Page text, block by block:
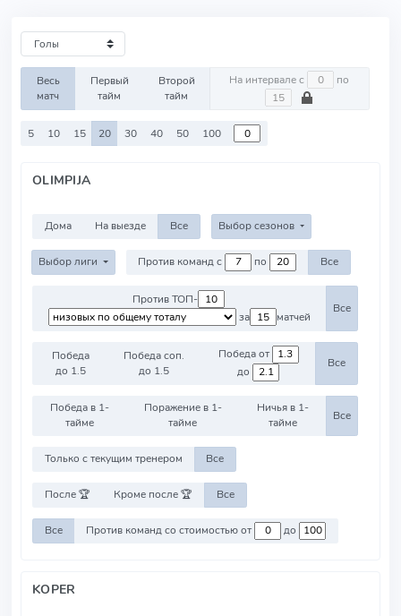
Весь
матч
Первый
тайм
Второй
тайм
На интервале с по
5 10 15 20 30 40 50 100
OLIMPIJA
Дома На выезде Все Выбор сезонов
Выбор лиги Против команд с по Все
Против ТОП-
за
матчей
Все
Победа
до 1.5
Победа соп.
до 1.5
Победа от
до
Все
Победа в 1-
тайме
Поражение в 1-
тайме
Ничья в 1-
тайме
Все
Только с текущим тренером Все
После 🏆 Кроме после 🏆 Все
Все Против команд со стоимостью от до
KOPER